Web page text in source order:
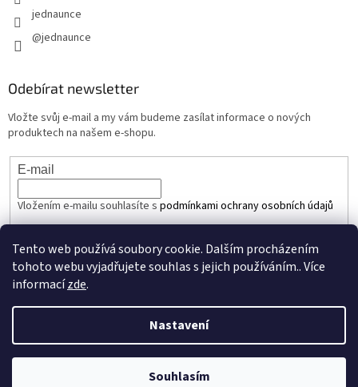
Tento web používá soubory cookie. Dalším procházením
tohoto webu vyjadřujete souhlas s jejich používáním.. Více
informacízde.
Nastavení
Souhlasím
jednaunce
@jednaunce
Odebírat newsletter
Vložte svůj e-mail a my vám budeme zasílat informace o nových
produktech na našem e-shopu.
E-mail
Vložením e-mailu souhlasíte s podmínkami ochrany osobních údajů
PŘIHLÁSIT SE
Copyright 2026JEDNAUNCE.cz. Všechna práva vyhrazena.Upravit
nastavení cookies